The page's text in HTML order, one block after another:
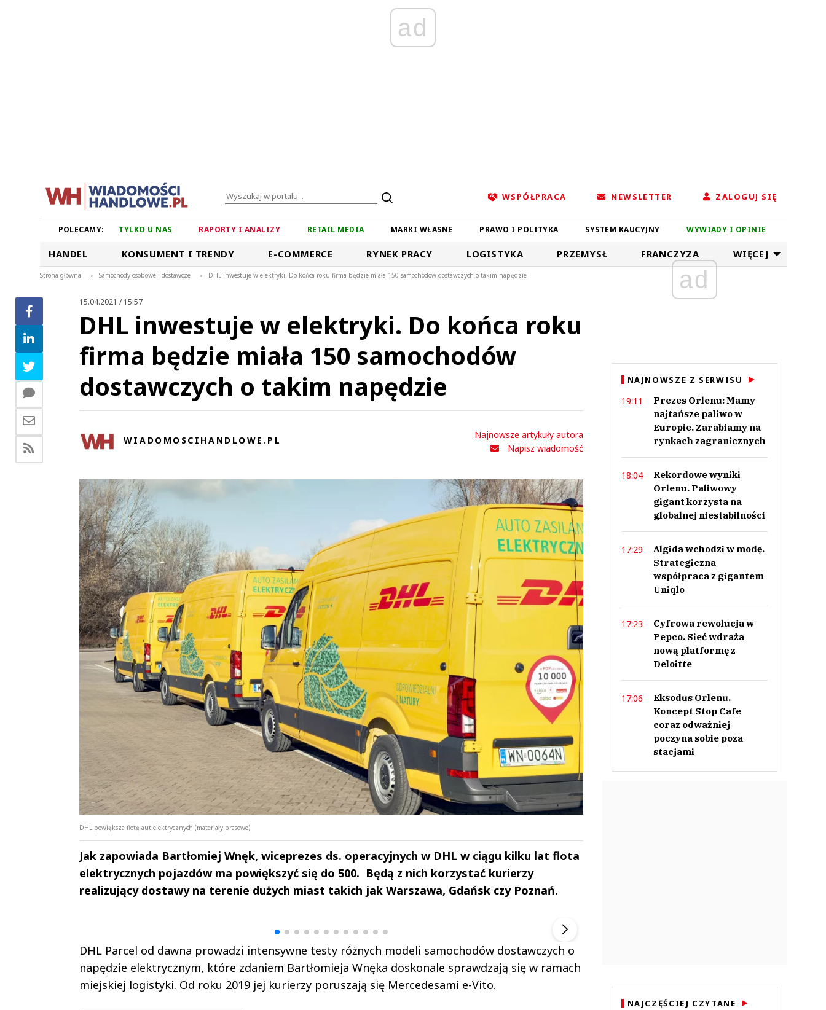
ad
WSPÓŁPRACA NEWSLETTER ZALOGUJ SIĘ
POLECAMY: TYLKO U NAS RAPORTY I ANALIZY RETAIL MEDIA MARKI WŁASNE PRAWO I POLITYKA SYSTEM KAUCYJNY WYWIADY I OPINIE
HANDEL KONSUMENT I TRENDY E-COMMERCE RYNEK PRACY LOGISTYKA PRZEMYSŁ FRANCZYZA WIĘCEJ
Strona główna > Samochody osobowe i dostawcze > DHL inwestuje w elektryki. Do końca roku firma będzie miała 150 samochodów dostawczych o takim napędzie
15.04.2021 / 15:57
DHL inwestuje w elektryki. Do końca roku
firma będzie miała 150 samochodów
dostawczych o takim napędzie
WIADOMOSCIHANDLOWE.PL
Najnowsze artykuły autora
Napisz wiadomość
DHL powiększa flotę aut elektrycznych (materiały prasowe)
Jak zapowiada Bartłomiej Wnęk, wiceprezes ds. operacyjnych w DHL w ciągu kilku lat flota
elektrycznych pojazdów ma powiększyć się do 500. Będą z nich korzystać kurierzy
realizujący dostawy na terenie dużych miast takich jak Warszawa, Gdańsk czy Poznań.
DHL Parcel od dawna prowadzi intensywne testy różnych modeli samochodów dostawczych o
napędzie elektrycznym, które zdaniem Bartłomieja Wnęka doskonale sprawdzają się w ramach
miejskiej logistyki. Od roku 2019 jej kurierzy poruszają się Mercedesami e-Vito.
Andrzej i Marta
Sterniccy
Marta i Andrzej
ad
NAJNOWSZE Z SERWISU
19:11
Prezes Orlenu: Mamy
najtańsze paliwo w
Europie. Zarabiamy na
rynkach zagranicznych
18:04
Rekordowe wyniki
Orlenu. Paliwowy
gigant korzysta na
globalnej niestabilności
17:29
Algida wchodzi w modę.
Strategiczna
współpraca z gigantem
Uniqlo
17:23
Cyfrowa rewolucja w
Pepco. Sieć wdraża
nową platformę z
Deloitte
17:06
Eksodus Orlenu.
Koncept Stop Cafe
coraz odważniej
poczyna sobie poza
stacjami
NAJCZĘŚCIEJ CZYTANE